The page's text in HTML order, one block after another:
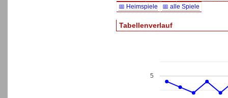
📅 Heimspiele
📅 alle Spiele
Tabellenverlauf
5